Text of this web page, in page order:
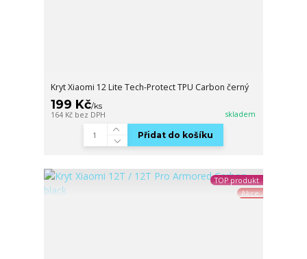
Kryt Xiaomi 12 Lite Tech-Protect TPU Carbon černý
199 Kč/ks
164 Kč bez DPH skladem
Přidat do košíku
TOP produkt
Akce